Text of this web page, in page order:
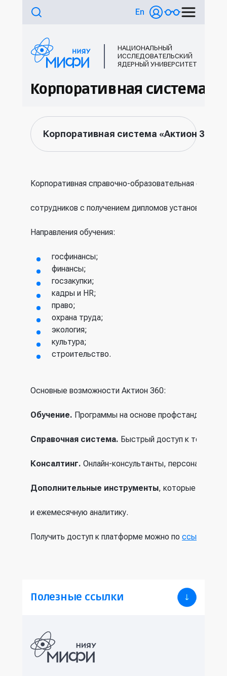
En
НАЦИОНАЛЬНЫЙ
ИССЛЕДОВАТЕЛЬСКИЙ
ЯДЕРНЫЙ УНИВЕРСИТЕТ
Корпоративная система
Корпоративная справочно-образовательная
сотрудников с получением дипломов
Направления обучения:
госфинансы;
финансы;
госзакупки;
кадры и HR;
право;
охрана труда;
экология;
культура;
строительство.
Основные возможности Актион 360:
Обучение. Программы на основе профстандартов,
Справочная система. Быстрый доступ к точной
Консалтинг. Онлайн-консультанты, персональные
Дополнительные инструменты, которые
и ежемесячную аналитику.
Получить доступ к платформе можно по ссылке
Корпоративная система «Актион 360»
Полезные ссылки